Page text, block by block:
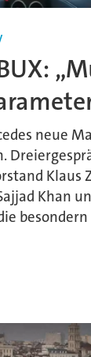
neue
Klaus
Khan
besondern